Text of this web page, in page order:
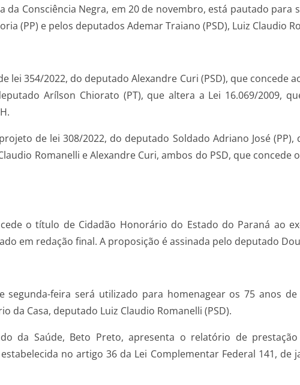
da Consciência Negra, em 20 de novembro, está pautado
(PP) e pelos deputados Ademar Traiano (PSD), Luiz Claudio
lei 354/2022, do deputado Alexandre Curi (PSD), que concede
Arílson Chiorato (PT), que altera a Lei 16.069/2009,
de lei 308/2022, do deputado Soldado Adriano José
Romanelli e Alexandre Curi, ambos do PSD, que
o título de Cidadão Honorário do Estado do Paraná ao
em redação final. A proposição é assinada pelo deputado
segunda-feira será utilizado para homenagear os 75 anos
da Casa, deputado Luiz Claudio Romanelli (PSD).
da Saúde, Beto Preto, apresenta o relatório de
no artigo 36 da Lei Complementar Federal 141,